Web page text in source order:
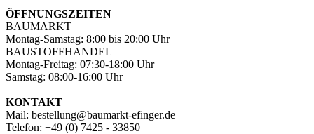
ÖFFNUNGSZEITEN
BAUMARKT
Montag-Samstag: 8:00 bis 20:00 Uhr
BAUSTOFFHANDEL
Montag-Freitag: 07:30-18:00 Uhr
Samstag: 08:00-16:00 Uhr
KONTAKT
Mail: bestellung@baumarkt-efinger.de
Telefon: +49 (0) 7425 - 33850